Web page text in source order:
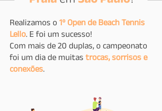
Realizamos o 1º Open de Beach Tennis
Lello. E foi um sucesso!
Com mais de 20 duplas, o campeonato
foi um dia de muitas trocas, sorrisos e
conexões.